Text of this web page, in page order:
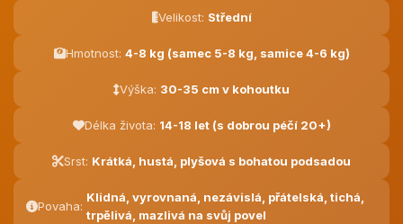
Velikost: Střední
Hmotnost: 4-8 kg (samec 5-8 kg, samice 4-6 kg)
Výška: 30-35 cm v kohoutku
Délka života: 14-18 let (s dobrou péčí 20+)
Srst: Krátká, hustá, plyšová s bohatou podsadou
Povaha:
Klidná, vyrovnaná, nezávislá, přátelská, tichá,
trpělivá, mazlivá na svůj povel